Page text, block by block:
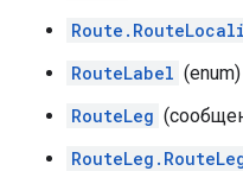
RouteLabel (enum)
RouteLeg